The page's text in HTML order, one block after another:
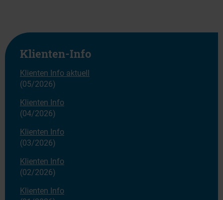
Klienten-Info
Klienten Info aktuell
(05/2026)
Klienten Info
(04/2026)
Klienten Info
(03/2026)
Klienten Info
(02/2026)
Klienten Info